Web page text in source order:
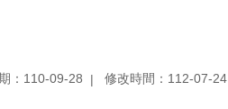
：110-09-28 修改時間：112-07-24